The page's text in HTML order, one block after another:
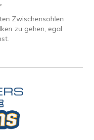
Zwischensohlen
zu gehen, egal